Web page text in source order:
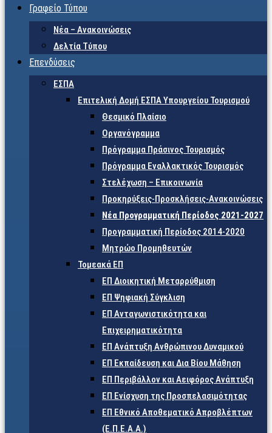
Γραφείο Τύπου
Νέα – Ανακοινώσεις
Δελτία Τύπου
Επενδύσεις
ΕΣΠΑ
Επιτελική Δομή ΕΣΠΑ Υπουργείου Τουρισμού
Θεσμικό Πλαίσιο
Οργανόγραμμα
Πρόγραμμα Πράσινος Τουρισμός
Πρόγραμμα Εναλλακτικός Τουρισμός
Στελέχωση – Επικοινωνία
Προκηρύξεις-Προσκλήσεις-Ανακοινώσεις
Νέα Προγραμματική Περίοδος 2021-2027
Προγραμματική Περίοδος 2014-2020
Μητρώο Προμηθευτών
Τομεακά ΕΠ
ΕΠ Διοικητική Μεταρρύθμιση
ΕΠ Ψηφιακή Σύγκλιση
ΕΠ Ανταγωνιστικότητα και
Επιχειρηματικότητα
ΕΠ Ανάπτυξη Ανθρώπινου Δυναμικού
ΕΠ Εκπαίδευση και Δια Βίου Μάθηση
ΕΠ Περιβάλλον και Αειφόρος Ανάπτυξη
ΕΠ Ενίσχυση της Προσπελασιμότητας
ΕΠ Εθνικό Αποθεματικό Απροβλέπτων
(Ε.Π.Ε.Α.Α.)